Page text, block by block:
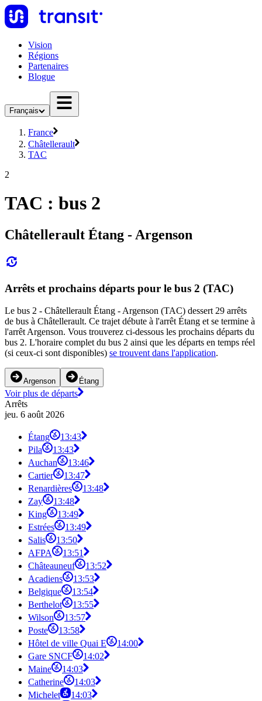
Vision
Régions
Partenaires
Blogue
Français
France
Châtellerault
TAC
2
TAC : bus 2
Châtellerault Étang - Argenson
Arrêts et prochains départs pour le bus 2 (TAC)
Le bus 2 - Châtellerault Étang - Argenson (TAC) dessert 29 arrêts
de bus à Châtellerault. Ce trajet débute à l'arrêt Étang et se termine à
l'arrêt Argenson. Vous trouverez ci-dessous les prochains départs du
bus 2. L'horaire complet du bus 2 ainsi que les départs en temps réel
(si ceux-ci sont disponibles) se trouvent dans l'application.
Argenson Étang
Voir plus de départs
Arrêts
jeu. 6 août 2026
Étang
13:43
Pila
13:43
Auchan
13:46
Cartier
13:47
Renardières
13:48
Zay
13:48
King
13:49
Estrées
13:49
Salis
13:50
AFPA
13:51
Châteauneuf
13:52
Acadiens
13:53
Belgique
13:54
Berthelot
13:55
Wilson
13:57
Poste
13:58
Hôtel de ville Quai E
14:00
Gare SNCF
14:02
Maine
14:03
Catherine
14:03
Michelet
14:03